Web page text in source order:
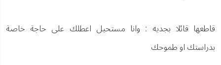
قاطعها قائلا بجديه : وانا مستحيل اعطلك على حاجة خاصة
بدراستك او طموحك